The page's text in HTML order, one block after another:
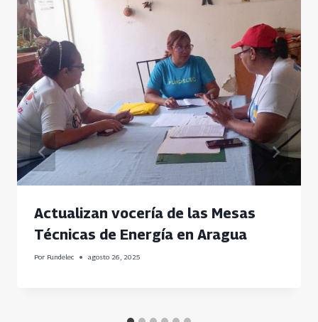
Actualizan vocería de las Mesas
Técnicas de Energía en Aragua
Por Fundelec agosto 26, 2025